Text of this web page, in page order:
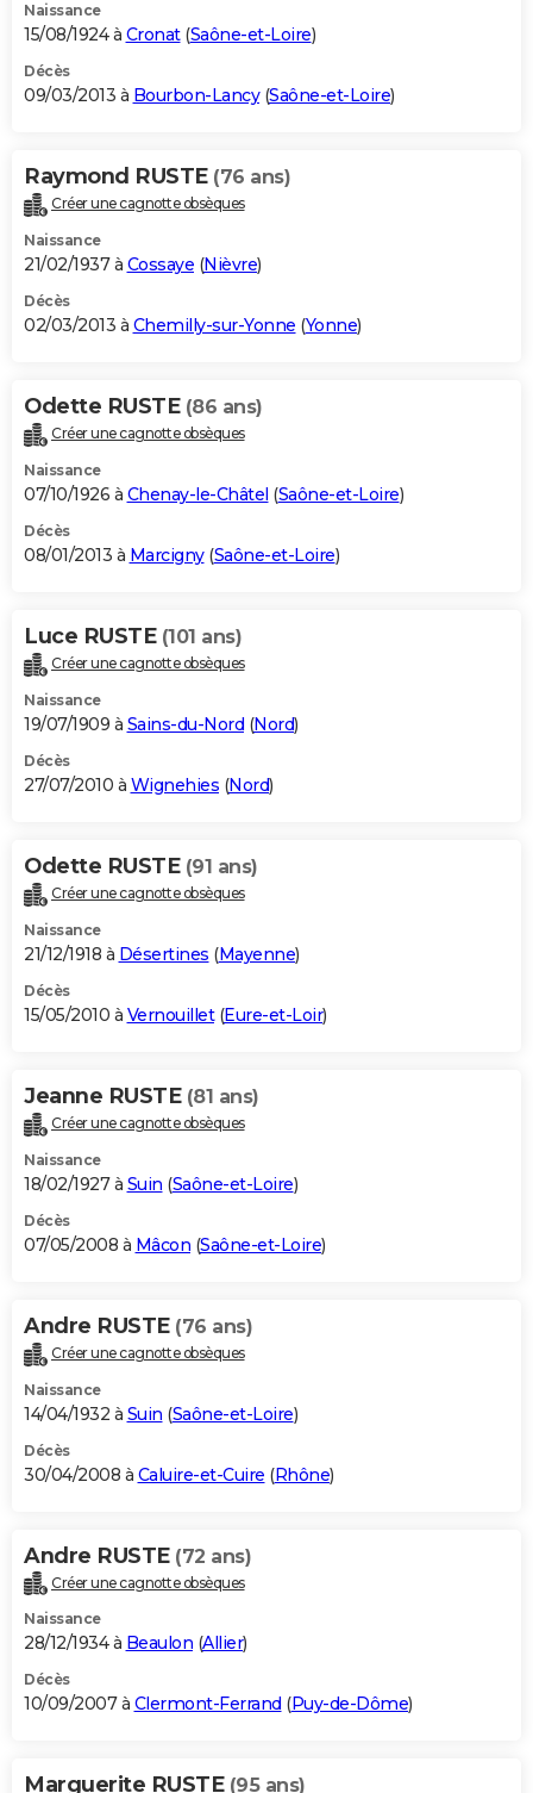
Naissance
15/08/1924 à Cronat(Saône-et-Loire)
Décès
09/03/2013 à Bourbon-Lancy(Saône-et-Loire)
Raymond RUSTE (76 ans)
Créer une cagnotte obsèques
Naissance
21/02/1937 à Cossaye (Nièvre)
Décès
02/03/2013 à Chemilly-sur-Yonne (Yonne)
Odette RUSTE (86 ans)
Créer une cagnotte obsèques
Naissance
07/10/1926 à Chenay-le-Châtel (Saône-et-Loire)
Décès
08/01/2013 à Marcigny(Saône-et-Loire)
Luce RUSTE (101 ans)
Créer une cagnotte obsèques
Naissance
19/07/1909 à Sains-du-Nord (Nord)
Décès
27/07/2010 à Wignehies (Nord)
Odette RUSTE (91 ans)
Créer une cagnotte obsèques
Naissance
21/12/1918 à Désertines (Mayenne)
Décès
15/05/2010 à Vernouillet(Eure-et-Loir)
Jeanne RUSTE (81 ans)
Créer une cagnotte obsèques
Naissance
18/02/1927 à Suin (Saône-et-Loire)
Décès
07/05/2008 à Mâcon (Saône-et-Loire)
Andre RUSTE (76 ans)
Créer une cagnotte obsèques
Naissance
14/04/1932 à Suin (Saône-et-Loire)
Décès
30/04/2008 à Caluire-et-Cuire (Rhône)
Andre RUSTE (72 ans)
Créer une cagnotte obsèques
Naissance
28/12/1934 à Beaulon (Allier)
Décès
10/09/2007 à Clermont-Ferrand (Puy-de-Dôme)
Marguerite RUSTE (95 ans)